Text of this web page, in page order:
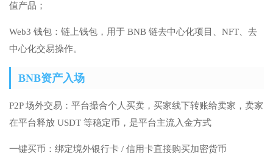
值产品；
Web3 钱包：链上钱包，用于 BNB 链去中心化项目、NFT、去
中心化交易操作。
BNB资产入场
P2P 场外交易：平台撮合个人买卖，买家线下转账给卖家，卖家
在平台释放 USDT 等稳定币，是平台主流入金方式
一键买币：绑定境外银行卡 / 信用卡直接购买加密货币